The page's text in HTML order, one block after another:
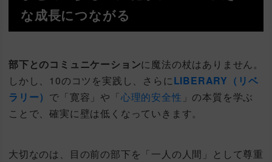
な成長につながる
部下とのコミュニケーションに魔法の杖はありません。
しかし、10のコツを実践し、さらにLIBERARY（リベ
ラリー） で「寛容」や「心理的安全性 」の本質を学ぶ
ことで、確実に壁は低くなっていきます。
大切なのは、目の前の部下を「一人の人間」として尊重